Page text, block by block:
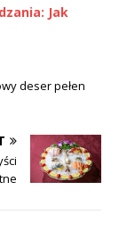
Jak
deser pełen